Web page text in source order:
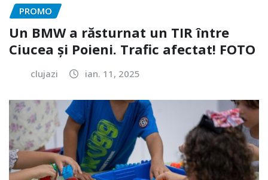
PROMO
Un BMW a răsturnat un TIR între
Ciucea și Poieni. Trafic afectat! FOTO
clujazi ian. 11, 2025